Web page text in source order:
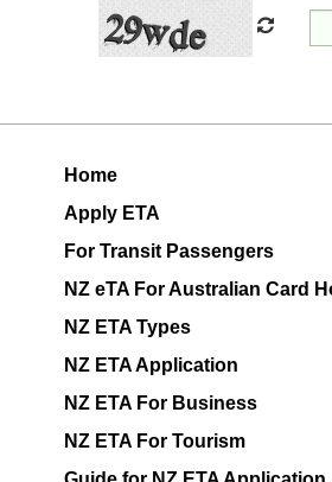
Home
Apply ETA
For Transit Passengers
NZ eTA For Australian Card
NZ ETA Types
NZ ETA Application
NZ ETA For Business
NZ ETA For Tourism